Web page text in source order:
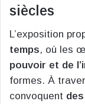
siècles
L’exposition
temps, où les
pouvoir et de
formes. À
convoquent